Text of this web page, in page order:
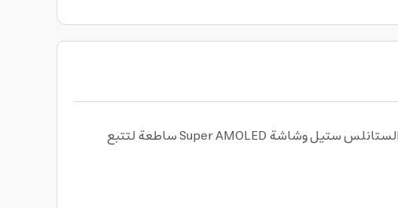
استمتع بتجربة استخدام متقدمة مع ساعة الذكية سامسونج بإصدار كلاسيك مقاس 47 مم، تصميم أنيق بإطار من الستانلس ستيل وشاشة Super AMOLED ساطعة لتتبع